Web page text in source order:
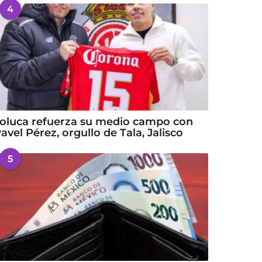
4
refuerza su medio campo con
Pérez, orgullo de Tala, Jalisco
5